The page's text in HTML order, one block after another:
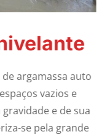
argamassa auto
vazios e
e de sua
se pela grande